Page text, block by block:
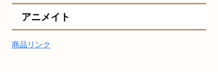
アニメイト
商品リンク